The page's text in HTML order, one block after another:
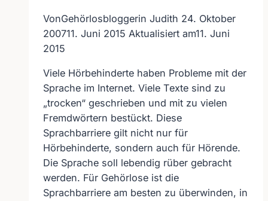
VonGehörlosbloggerin Judith 24. Oktober
200711. Juni 2015 Aktualisiert am11. Juni
2015
Viele Hörbehinderte haben Probleme mit der
Sprache im Internet. Viele Texte sind zu
„trocken“ geschrieben und mit zu vielen
Fremdwörtern bestückt. Diese
Sprachbarriere gilt nicht nur für
Hörbehinderte, sondern auch für Hörende.
Die Sprache soll lebendig rüber gebracht
werden. Für Gehörlose ist die
Sprachbarriere am besten zu überwinden, in